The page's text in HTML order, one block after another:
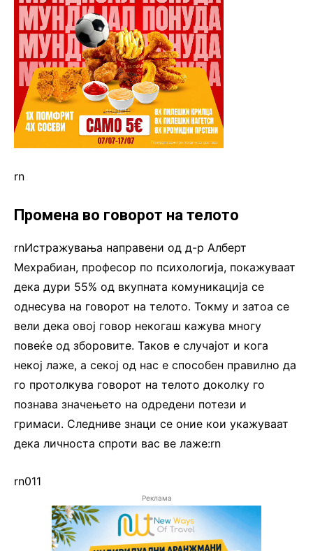
rn
Промена во говорот на телото
rnИстражувања направени од д-р Алберт
Мехрабиан, професор по психологија, покажуваат
дека дури 55% од вкупната комуникација се
однесува на говорот на телото. Токму и затоа се
вели дека овој говор некогаш кажува многу
повеќе од зборовите. Таков е случајот и кога
некој лаже, а секој од нас е способен правилно да
го протолкува говорот на телото доколку го
познава значењето на одредени потези и
гримаси. Следниве знаци се оние кои укажуваат
дека личноста спроти вас ве лаже:rn
rn011
Реклама